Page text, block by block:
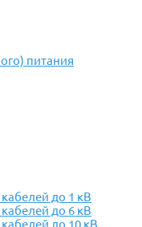
питания
до 1 кВ
до 6 кВ
до 10 кВ